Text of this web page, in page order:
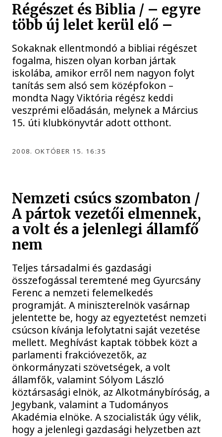
Régészet és Biblia / – egyre
több új lelet kerül elő –
Sokaknak ellentmondó a bibliai régészet
fogalma, hiszen olyan korban jártak
iskolába, amikor erről nem nagyon folyt
tanítás sem alsó sem középfokon –
mondta Nagy Viktória régész keddi
veszprémi előadásán, melynek a Március
15. úti klubkönyvtár adott otthont.
2008. OKTÓBER 15. 16:35
Nemzeti csúcs szombaton /
A pártok vezetői elmennek,
a volt és a jelenlegi államfő
nem
Teljes társadalmi és gazdasági
összefogással teremtené meg Gyurcsány
Ferenc a nemzeti felemelkedés
programját. A miniszterelnök vasárnap
jelentette be, hogy az egyeztetést nemzeti
csúcson kívánja lefolytatni saját vezetése
mellett. Meghívást kaptak többek közt a
parlamenti frakcióvezetők, az
önkormányzati szövetségek, a volt
államfők, valamint Sólyom László
köztársasági elnök, az Alkotmánybíróság, a
Jegybank, valamint a Tudományos
Akadémia elnöke. A szocialisták úgy vélik,
hogy a jelenlegi gazdasági helyzetben azt